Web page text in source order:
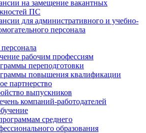
на замещение вакантных
ПС
для административного и учебно-
персонала
рабочим профессиям
переподготовки
повышения квалификации
партнерство
выпускников
компаний-работодателей
среднего
образования